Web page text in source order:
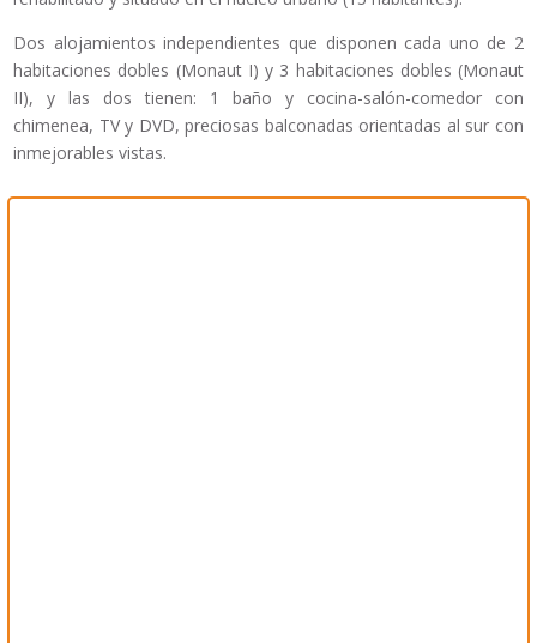
Dos alojamientos independientes que disponen cada uno de 2
habitaciones dobles (Monaut I) y 3 habitaciones dobles (Monaut
II), y las dos tienen: 1 baño y cocina-salón-comedor con
chimenea, TV y DVD, preciosas balconadas orientadas al sur con
inmejorables vistas.